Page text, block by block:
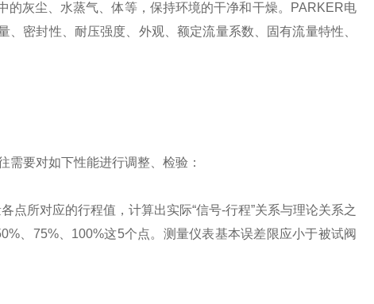
灰尘、水蒸气、体等，保持环境的干净和干燥。
PARKER电
密封性、耐压强度、外观、额定流量系数、固有流量特性、
需要对如下性能进行调整、检验：
所对应的行程值，计算出实际“信号-行程”关系与理论关系之
、75%、100%这5个点。测量仪表基本误差限应小于被试阀